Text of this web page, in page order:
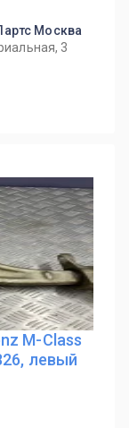
Москва
3
M-Class
левый